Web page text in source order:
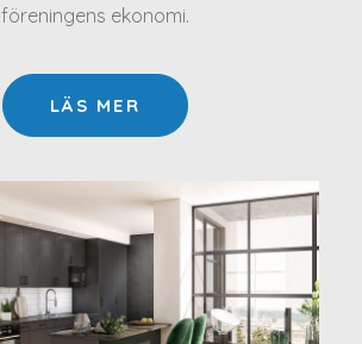
föreningens ekonomi.
LÄS MER